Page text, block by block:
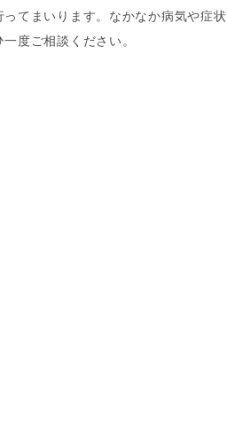
てまいります。なかなか病気や症状
度ご相談ください。